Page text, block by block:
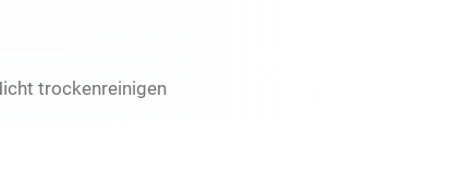
trockenreinigen